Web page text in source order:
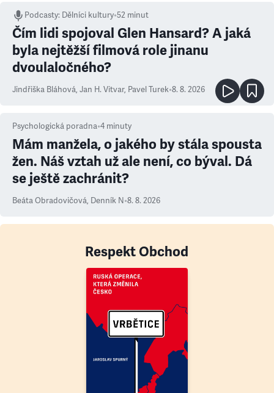
Podcasty: Dělníci kultury•52 minut
Čím lidi spojoval Glen Hansard? A jaká
byla nejtěžší filmová role jinanu
dvoulaločného?
Jindřiška Bláhová, Jan H. Vitvar, Pavel Turek•8. 8. 2026
Psychologická poradna•4 minuty
Mám manžela, o jakého by stála spousta
žen. Náš vztah už ale není, co býval. Dá
se ještě zachránit?
Beáta Obradovičová, Denník N•8. 8. 2026
Respekt Obchod